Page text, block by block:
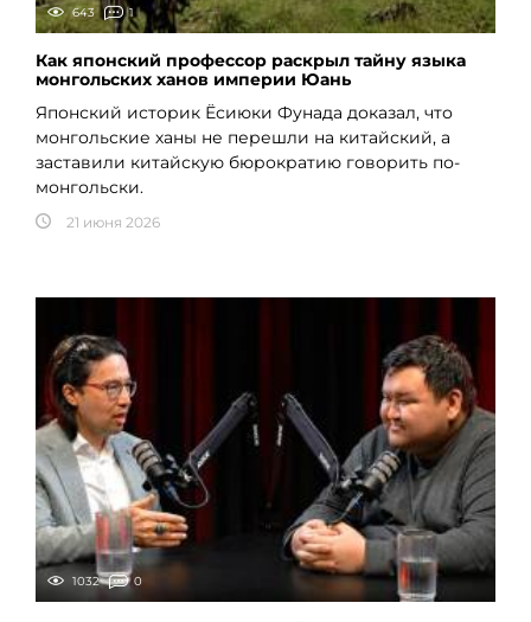
643 1
Как японский профессор раскрыл тайну языка
монгольских ханов империи Юань
Японский историк Ёсиюки Фунада доказал, что
монгольские ханы не перешли на китайский, а
заставили китайскую бюрократию говорить по-
монгольски.
21 июня 2026
1032 0